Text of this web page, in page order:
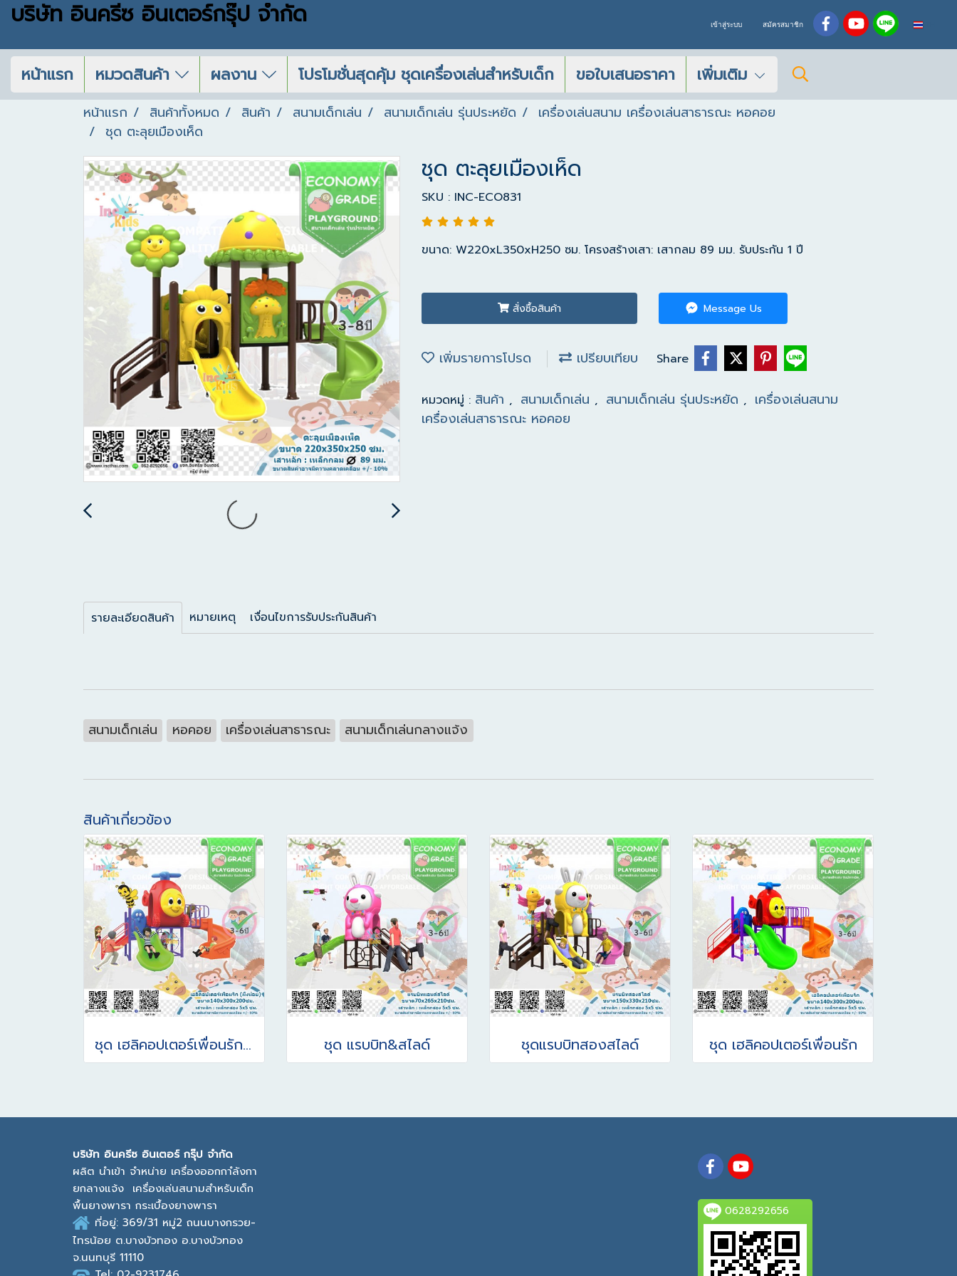
บริษัท อินครีซ อินเตอร์กรุ๊ป จำกัด เข้าสู่ระบบ สมัครสมาชิก
หน้าแรก หมวดสินค้า ผลงาน โปรโมชั่นสุดคุ้ม ชุดเครื่องเล่นสำหรับเด็ก ขอใบเสนอราคา เพิ่มเติม
หน้าแรก สินค้าทั้งหมด สินค้า สนามเด็กเล่น สนามเด็กเล่น รุ่นประหยัด
เครื่องเล่นสนาม เครื่องเล่นสาธารณะ หอคอย
ชุด ตะลุยเมืองเห็ด
ชุด ตะลุยเมืองเห็ด
SKU : INC-ECO831
ขนาด: W220xL350xH250 ซม. โครงสร้างเสา: เสากลม 89 มม. รับประกัน 1 ปี
สั่งซื้อสินค้า Message Us
เพิ่มรายการโปรด เปรียบเทียบ Share
หมวดหมู่ : สินค้า , สนามเด็กเล่น , สนามเด็กเล่น รุ่นประหยัด , เครื่องเล่นสนาม
เครื่องเล่นสาธารณะ หอคอย
รายละเอียดสินค้า หมายเหตุ เงื่อนไขการรับประกันสินค้า
สนามเด็กเล่น หอคอย เครื่องเล่นสาธารณะ สนามเด็กเล่นกลางแจ้ง
สินค้าเกี่ยวข้อง
ชุด เฮลิคอปเตอร์เพื่อนรัก(ผึ้งน้อย) ชุด แรบบิท&สไลด์ ชุดแรบบิทสองสไลด์ ชุด เฮลิคอปเตอร์เพื่อนรัก
บริษัท อินครีซ อินเตอร์ กรุ๊ป จำกัด
ผลิต นำเข้า จำหน่าย เครื่องออกกาํลังกา
ยกลางแจ้ง เครื่องเล่นสนามสำหรับเด็ก
พื้นยางพารา กระเบื้องยางพารา
ที่อยู่: 369/31 หมู่2 ถนนบางกรวย-
ไทรน้อย ต.บางบัวทอง อ.บางบัวทอง
จ.นนทบุรี 11110
0628292656